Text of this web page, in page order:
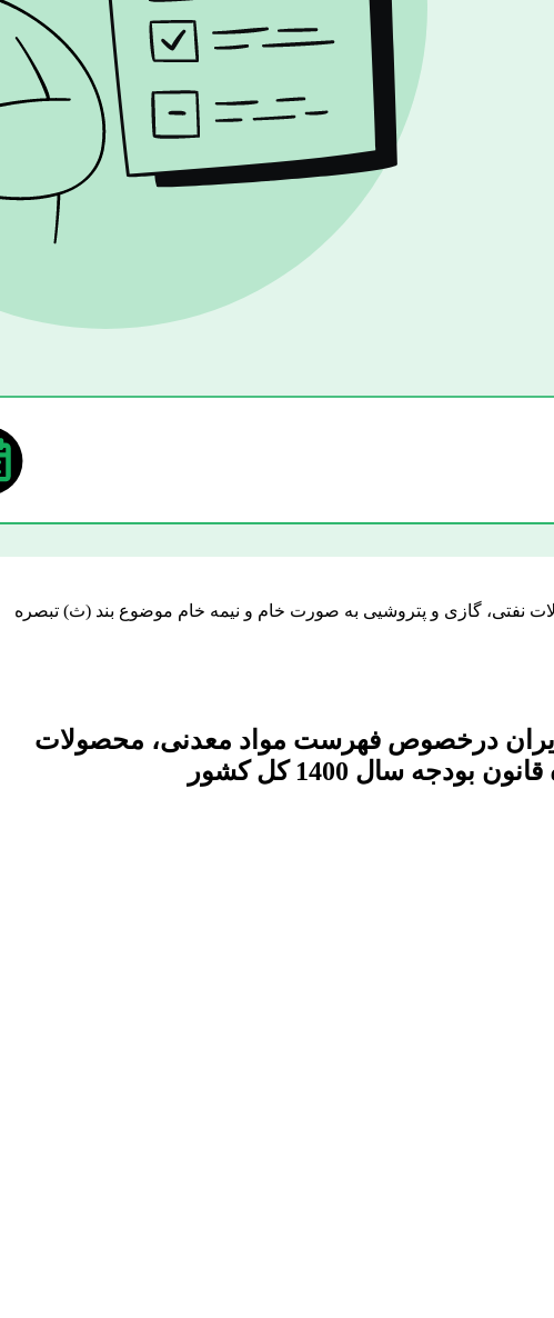
فهرست مواد معدنی، محصولات نفتی، گازی و پتروشیی به صورت خام و نیمه خام موضوع بند (ث) تبصره
117518/ت59156ه مورخ 1400/10/01 هیأت محترم وزیران درخصوص فهرست مواد معدنی، محصولات